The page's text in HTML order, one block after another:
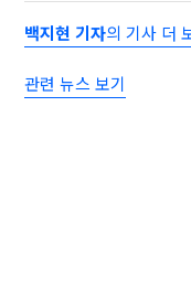
백지현 기자의 기사 더
관련 뉴스 보기